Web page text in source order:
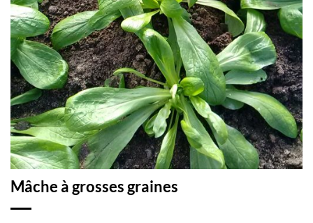
Mâche à grosses graines